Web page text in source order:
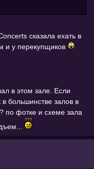
сказала ехать в
и у перекупщиков
в этом зале. Если
в большинстве залов в
по фотке и схеме зала